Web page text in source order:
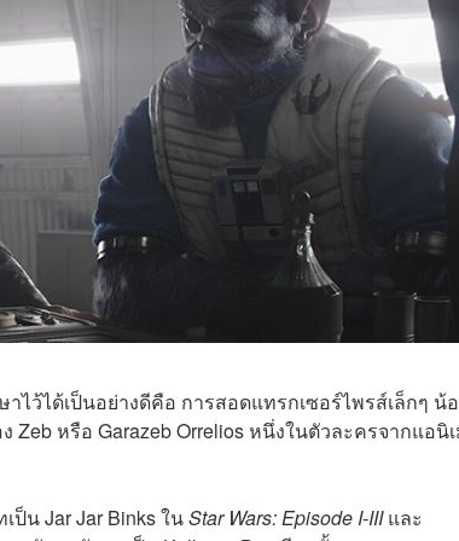
ไว้ได้เป็นอย่างดีคือ การสอดแทรกเซอร์ไพรส์เล็กๆ น้
Zeb หรือ Garazeb Orrelios หนึ่งในตัวละครจากแอนิ
ป็น Jar Jar Binks ในStar Wars: Episode I-IIIและ